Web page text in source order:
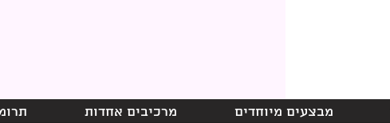
מבצעים מיוחדים מרכיבים אחדות